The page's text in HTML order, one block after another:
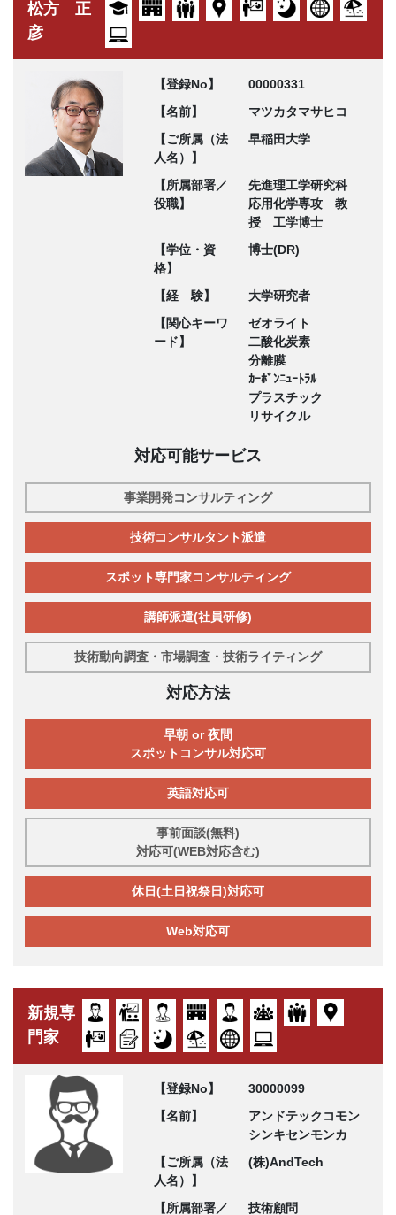
松方 正
彦
【登録No】
00000331
【名前】
マツカタマサヒコ
【ご所属（法
人名）】
早稲田大学
【所属部署／
役職】
先進理工学研究科
応用化学専攻 教
授 工学博士
【学位・資
格】
博士(DR)
【経 験】
大学研究者
【関心キーワ
ード】
ゼオライト
二酸化炭素
分離膜
ｶｰﾎﾞﾝﾆｭｰﾄﾗﾙ
プラスチック
リサイクル
対応可能サービス
事業開発コンサルティング
技術コンサルタント派遣
スポット専門家コンサルティング
講師派遣(社員研修)
技術動向調査・市場調査・技術ライティング
対応方法
早朝 or 夜間
スポットコンサル対応可
英語対応可
事前面談(無料)
対応可(WEB対応含む)
休日(土日祝祭日)対応可
Web対応可
新規専
門家
【登録No】
30000099
【名前】
アンドテックコモン
シンキセンモンカ
【ご所属（法
人名）】
(株)AndTech
【所属部署／
技術顧問